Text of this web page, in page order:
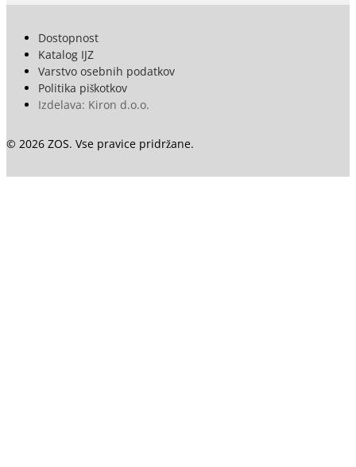
© 2026 ZOS. Vse pravice pridržane.
Dostopnost
Katalog IJZ
Varstvo osebnih podatkov
Politika piškotkov
Izdelava: Kiron d.o.o.